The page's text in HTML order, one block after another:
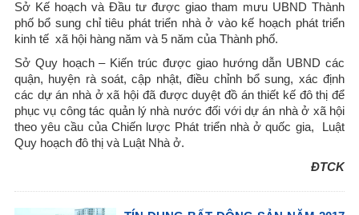
Sở Kế hoạch và Đầu tư được giao tham mưu UBND Thành
phố bổ sung chỉ tiêu phát triển nhà ở vào kế hoạch phát triển
kinh tế xã hội hàng năm và 5 năm của Thành phố.
Sở Quy hoạch – Kiến trúc được giao hướng dẫn UBND các
quận, huyện rà soát, cập nhật, điều chỉnh bổ sung, xác định
các dự án nhà ở xã hội đã được duyệt đồ án thiết kế đô thị để
phục vụ công tác quản lý nhà nước đối với dự án nhà ở xã hội
theo yêu cầu của Chiến lược Phát triển nhà ở quốc gia, Luật
Quy hoạch đô thị và Luật Nhà ở.
ĐTCK